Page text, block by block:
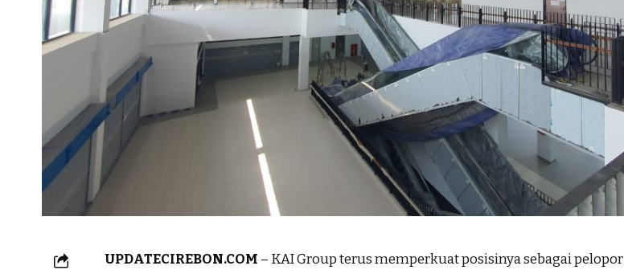
UPDATECIREBON.COM – KAI Group terus memperkuat posisinya sebagai pelopor